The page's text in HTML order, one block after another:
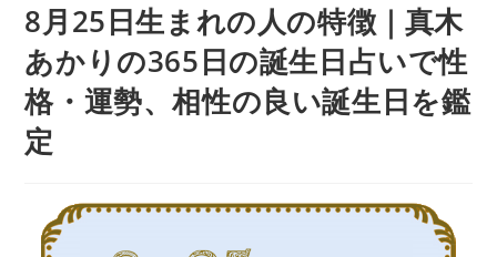
開
日:
テ
ゴ
ー:
8月25日生まれの人の特徴｜真木
あかりの365日の誕生日占いで性
格・運勢、相性の良い誕生日を鑑
定